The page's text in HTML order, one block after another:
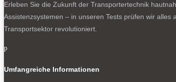
Erleben Sie die Zukunft der Transportertechnik
Assistenzsystemen – in unseren Tests prüfen wir
Transportsektor revolutioniert.
p
Umfangreiche Informationen